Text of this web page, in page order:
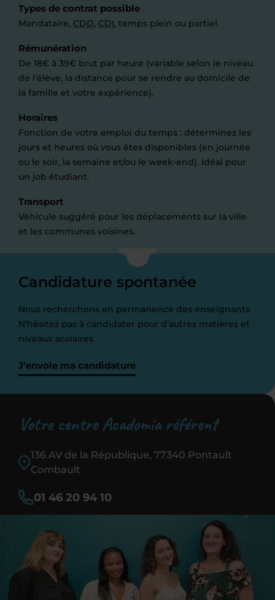
Types de contrat possible
Mandataire, CDD, CDI, temps plein ou partiel.
Rémunération
De 18€ à 39€ brut par heure (variable selon le niveau
de l’élève, la distance pour se rendre au domicile de
la famille et votre expérience).
Horaires
Fonction de votre emploi du temps : déterminez les
jours et heures où vous êtes disponibles (en journée
ou le soir, la semaine et/ou le week-end). Idéal pour
un job étudiant.
Transport
Véhicule suggéré pour les déplacements sur la ville
et les communes voisines.
Candidature spontanée
Nous recherchons en permanence des enseignants.
N’hésitez pas à candidater pour d’autres matières et
niveaux scolaires.
J’envoie ma candidature
Votre centre Acadomia référent
136 AV de la République, 77340 Pontault
Combault
01 46 20 94 10